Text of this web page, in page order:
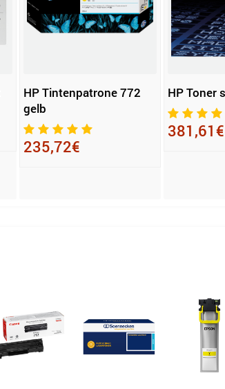
HP Tintenpatrone 772
gelb
235,72€
HP Toner
381,61€